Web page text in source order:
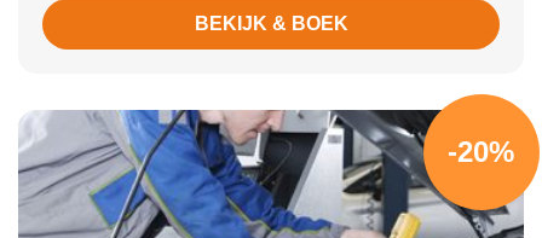
BEKIJK & BOEK
-20%